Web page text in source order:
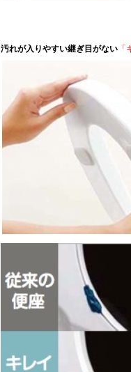
汚れが入りやすい継ぎ目がない